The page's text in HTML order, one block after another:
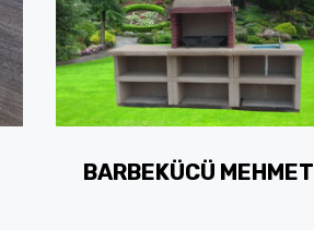
BARBEKÜCÜ MEHMET